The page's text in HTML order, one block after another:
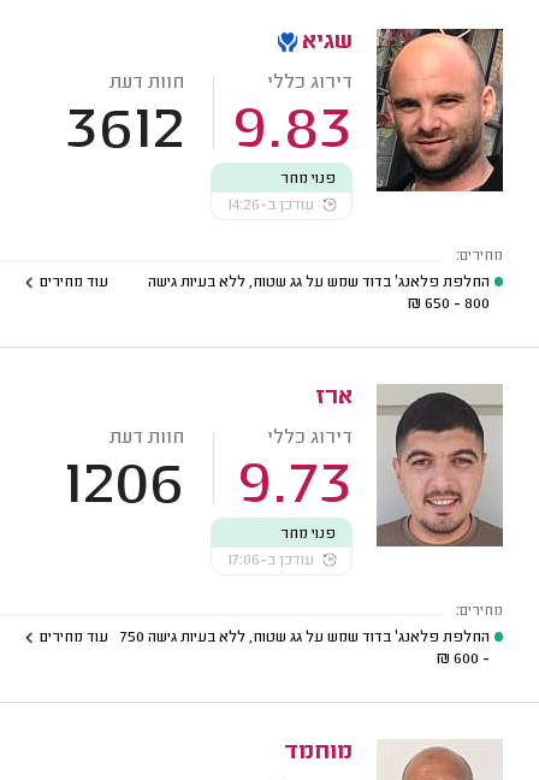
שגיא
דירוג כללי
9.83
חוות דעת
3612
פנוי מחר
עודכן ב-14:26
מחירים:
החלפת פלאנג' בדוד שמש על גג שטוח, ללא בעיות גישה
800 - 650
₪
עוד מחירים
ארז
דירוג כללי
9.73
חוות דעת
1206
פנוי מחר
עודכן ב-17:06
מחירים:
החלפת פלאנג' בדוד שמש על גג שטוח, ללא בעיות גישה 750
- 600
₪
עוד מחירים
מוחמד